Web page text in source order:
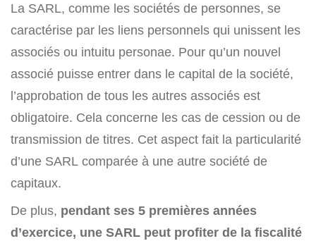
La SARL, comme les sociétés de personnes, se
caractérise par les liens personnels qui unissent les
associés ou intuitu personae. Pour qu’un nouvel
associé puisse entrer dans le capital de la société,
l’approbation de tous les autres associés est
obligatoire. Cela concerne les cas de cession ou de
transmission de titres. Cet aspect fait la particularité
d’une SARL comparée à une autre société de
capitaux.
De plus, pendant ses 5 premières années
d’exercice, une SARL peut profiter de la fiscalité